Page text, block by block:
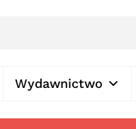
Wydawnictwo